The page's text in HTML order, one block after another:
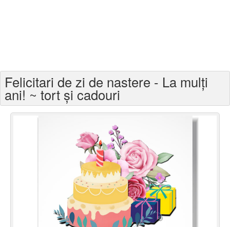
Felicitari varsta
Felicitari zilele anului
Felicitari zile saptamana
Felicitari muzicale personalizate
Felicitari animate
Felicitari de zi de nastere - La mulți
ani! ~ tort și cadouri